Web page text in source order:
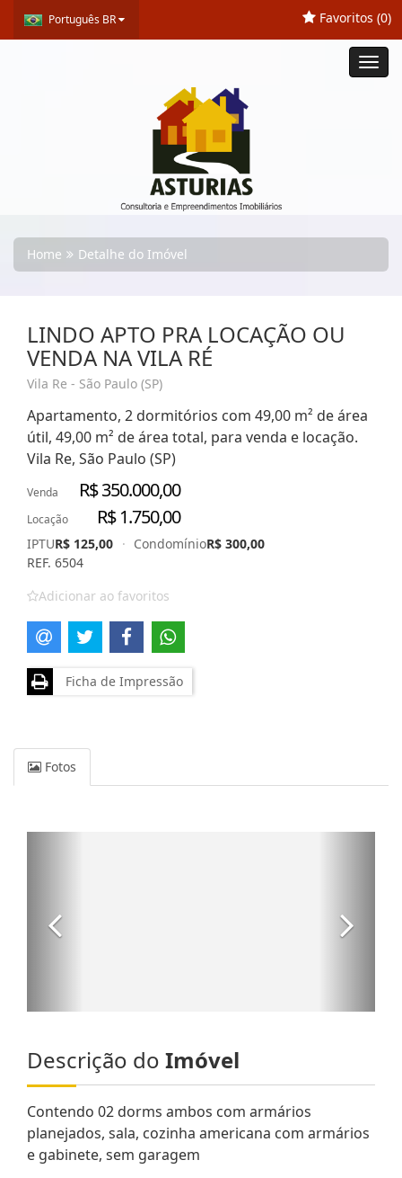
Português BR Favoritos (0)
Home Detalhe do Imóvel
LINDO APTO PRA LOCAÇÃO OU
VENDA NA VILA RÉ
Vila Re - São Paulo (SP)
Apartamento, 2 dormitórios com 49,00 m² de área
útil, 49,00 m² de área total, para venda e locação.
Vila Re, São Paulo (SP)
Venda R$ 350.000,00
Locação R$ 1.750,00
IPTUR$ 125,00 · CondomínioR$ 300,00
REF. 6504
Adicionar ao favoritos
Ficha de Impressão
Fotos
Descrição do Imóvel
Contendo 02 dorms ambos com armários
planejados, sala, cozinha americana com armários
e gabinete, sem garagem